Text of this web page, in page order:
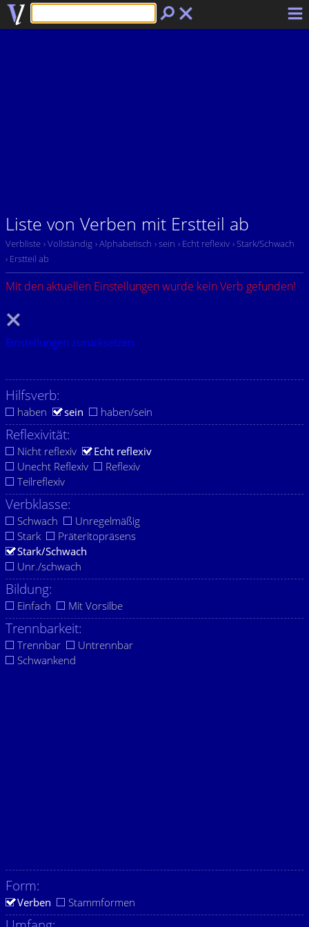
Liste von Verben mit Erstteil ab
Verbliste › Vollständig › Alphabetisch › sein › Echt reflexiv › Stark/Schwach
› Erstteil ab
Mit den aktuellen Einstellungen wurde kein Verb gefunden!
Einstellungen zurücksetzen.
Hilfsverb:
haben sein haben/sein
Reflexivität:
Nicht reflexiv
Echt reflexiv
Unecht Reflexiv
Reflexiv
Teilreflexiv
Verbklasse:
Schwach
Unregelmäßig
Stark
Präteritopräsens
Stark/Schwach
Unr./schwach
Bildung:
Einfach Mit Vorsilbe
Trennbarkeit:
Trennbar
Untrennbar
Schwankend
Form:
Verben Stammformen